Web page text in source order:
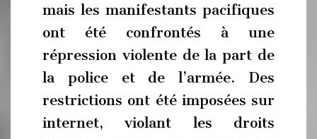
mais les manifestants pacifiques
ont été confrontés à une
répression violente de la part de
la police et de l’armée. Des
restrictions ont été imposées sur
internet, violant les droits